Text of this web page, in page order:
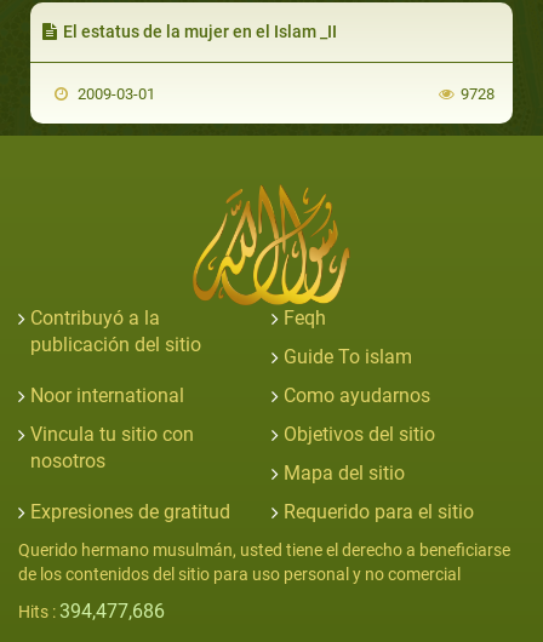
El estatus de la mujer en el Islam _II
2009-03-01 9728
Contribuyó a la
publicación del sitio
Feqh
Guide To islam
Noor international
Como ayudarnos
Vincula tu sitio con
nosotros
Objetivos del sitio
Mapa del sitio
Expresiones de gratitud
Requerido para el sitio
Querido hermano musulmán, usted tiene el derecho a beneficiarse
de los contenidos del sitio para uso personal y no comercial
Hits : 394,477,686